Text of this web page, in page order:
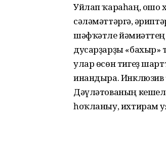
Уйлап ҡараһаң, ошо
сәләмәттәргә,
шәфҡәтле
дусарҙарҙы «бахыр»
улар өсөн тигеҙ
инандыра. Инклюзив
Дәүләтованың
һоҡланыу, ихтирам